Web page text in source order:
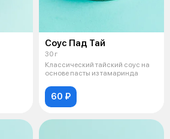
Соус Пад Тай
30 г
Классический тайский соус на
основе пасты из тамаринда
60 ₽